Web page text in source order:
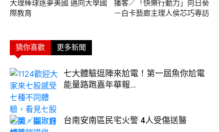
大理棒球逐夢美國 邁向大學國
際教育
播客／「快樂行動力」向日葵
－白卡藝廊主理人侯芯巧專訪
猜你喜歡 更多新聞
七大體驗逗陣來尬電！第一屆魚你尬電
能量路跑嘉年華報...
台南安南區民宅火警 4人受傷送醫